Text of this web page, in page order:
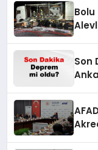
Bolu
Son